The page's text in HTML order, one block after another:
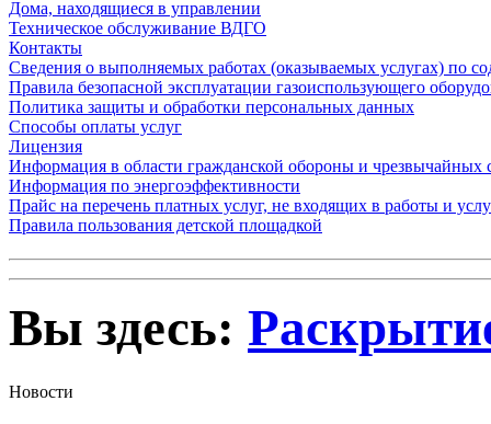
Дома, находящиеся в управлении
Техническое обслуживание ВДГО
Контакты
Сведения о выполняемых работах (оказываемых услугах) по
Правила безопасной эксплуатации газоиспользующего
Политика защиты и обработки персональных данных
Способы оплаты услуг
Лицензия
Информация в области гражданской обороны и чрезвычайных
Информация по энергоэффективности
Прайс на перечень платных услуг, не входящих в работы и
Правила пользования детской площадкой
Вы здесь:
Новости